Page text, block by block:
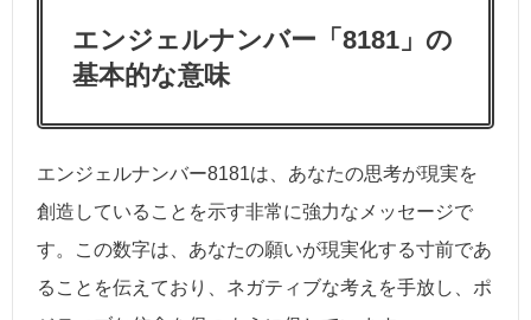
エンジェルナンバー「8181」の
基本的な意味
エンジェルナンバー8181は、あなたの思考が現実を
創造していることを示す非常に強力なメッセージで
す。この数字は、あなたの願いが現実化する寸前であ
ることを伝えており、ネガティブな考えを手放し、ポ